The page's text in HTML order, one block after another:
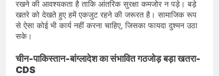
रखने की आवश्यकता है ताकि आंतरिक सुरक्षा कमजोर न पड़े। बड़े
खतरे को देखते हुए हमें एकजुट रहने की जरूरत है। सामाजिक रूप
से ऐसा कोई भी कार्य नहीं करना चाहिए, जिसका फायदा दुश्मन उठा
सके।
चीन-पाकिस्तान-बांग्लादेश का संभावित गठजोड़ बड़ा खतरा-
CDS